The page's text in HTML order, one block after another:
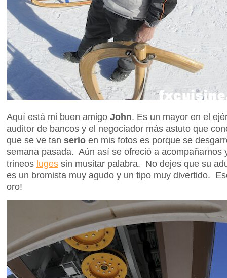
Aquí está mi buen amigo John. Es un mayor en el
auditor de bancos y el negociador más astuto que
que se ve tan serio en mis fotos es porque se
semana pasada. Aún así se ofreció a acompañarnos
trineos luges sin musitar palabra. No dejes que su
es un bromista muy agudo y un tipo muy divertido.
oro!